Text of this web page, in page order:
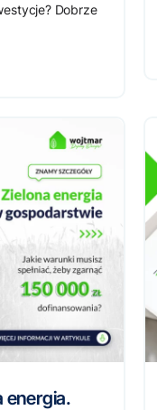
Dobrze
energia.